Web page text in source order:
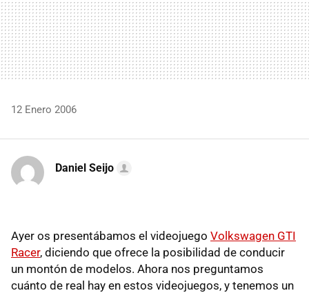
12 Enero 2006
Daniel Seijo
Ayer os presentábamos el videojuego Volkswagen GTI
Racer, diciendo que ofrece la posibilidad de conducir
un montón de modelos. Ahora nos preguntamos
cuánto de real hay en estos videojuegos, y tenemos un